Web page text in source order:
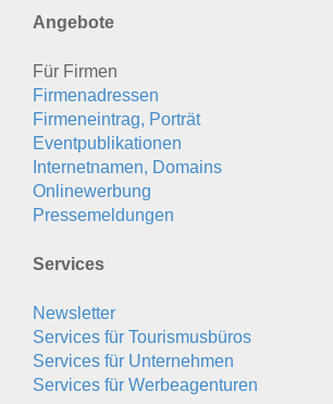
Angebote
Für Firmen
Firmenadressen
Firmeneintrag, Porträt
Eventpublikationen
Internetnamen, Domains
Onlinewerbung
Pressemeldungen
Services
Newsletter
Services für Tourismusbüros
Services für Unternehmen
Services für Werbeagenturen